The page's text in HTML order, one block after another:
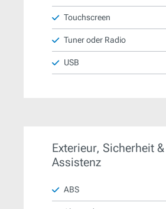
Touchscreen
Tuner oder Radio
USB
Exterieur, Sicherheit &
Assistenz
ABS